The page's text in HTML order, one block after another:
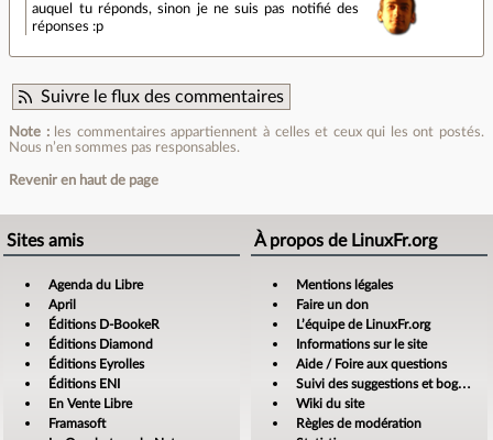
auquel tu réponds, sinon je ne suis pas notifié des
réponses :p
Suivre le flux des commentaires
Note :les commentaires appartiennent à celles et ceux qui les ont postés.
Nous n’en sommes pas responsables.
Revenir en haut de page
Sites amis
Agenda du Libre
April
Éditions D-BookeR
Éditions Diamond
Éditions Eyrolles
Éditions ENI
En Vente Libre
Framasoft
À propos de LinuxFr.org
Mentions légales
Faire un don
L’équipe de LinuxFr.org
Informations sur le site
Aide / Foire aux questions
Suivi des suggestions et bogues
Wiki du site
Règles de modération